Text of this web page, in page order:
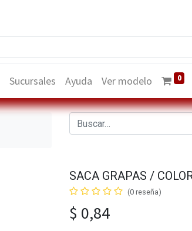
Sucursales Ayuda Ver modelo 0
SACA GRAPAS /
(0 reseña)
$ 0,84